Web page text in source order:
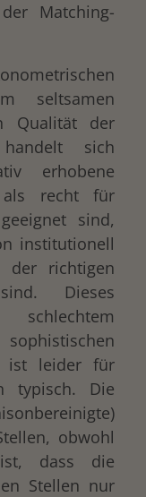
Matching-
seltsamen
Qualität der
sich
erhobene
als recht für
sind,
institutionell
der richtigen
Dieses
ist leider für
typisch. Die
obwohl
dass die
Stellen nur